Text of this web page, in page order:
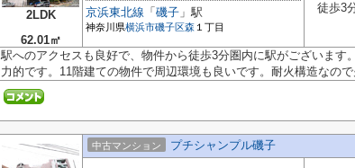
2LDK
62.01㎡
京浜東北線 「 磯子 」駅
神奈川県横浜市磯子区森 １丁目
徒歩3
駅へのアクセスも良好で、物件から徒歩3分圏内に駅がございます
力的です。11階建ての物件で周辺環境も良いです。耐火構造なの
中古マンション プチシャンプル磯子